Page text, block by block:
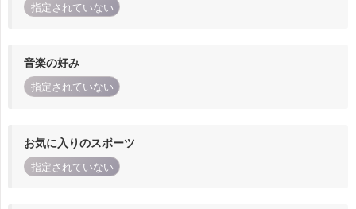
指定されていない
音楽の好み
指定されていない
お気に入りのスポーツ
指定されていない